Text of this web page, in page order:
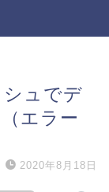
ュでデ
エラー
2020年8月18日